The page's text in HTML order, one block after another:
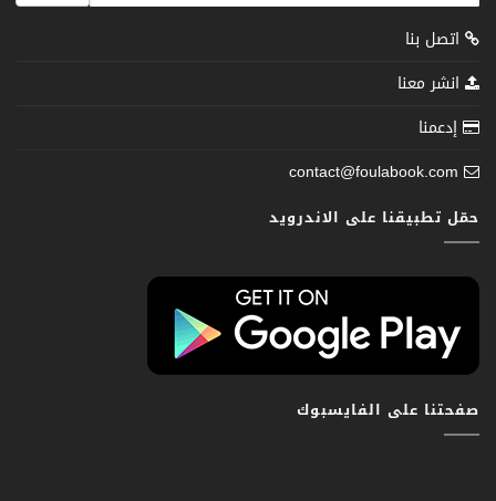
اتصل بنا
انشر معنا
إدعمنا
contact@foulabook.com
حمّل تطبيقنا على الاندرويد
صفحتنا على الفايسبوك